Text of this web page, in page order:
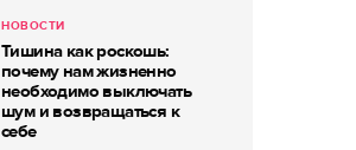
НОВОСТИ
Тишина как роскошь:
почему нам жизненно
необходимо выключать
шум и возвращаться к
себе